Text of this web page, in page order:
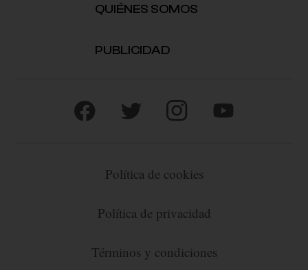
QUIÉNES SOMOS
PUBLICIDAD
Política de cookies
Política de privacidad
Términos y condiciones